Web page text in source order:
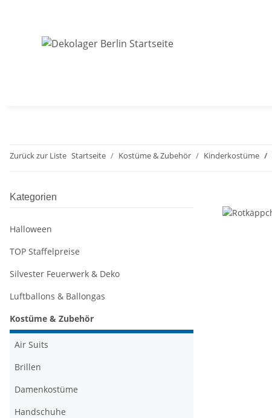
Zurück zur Liste Startseite Kostüme & Zubehör Kinderkostüme
Kategorien
Halloween
TOP Staffelpreise
Silvester Feuerwerk & Deko
Luftballons & Ballongas
Kostüme & Zubehör
Air Suits
Brillen
Damenkostüme
Handschuhe